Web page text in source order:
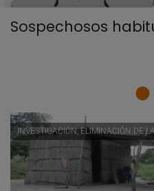
Sospechosos
INVESTIGACIÓN, ELIMINACIÓN DE